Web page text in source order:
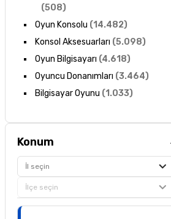
(508)
Oyun Konsolu (14.482)
Konsol Aksesuarları (5.098)
Oyun Bilgisayarı (4.618)
Oyuncu Donanımları (3.464)
Bilgisayar Oyunu (1.033)
Konum
İl seçin
İlçe seçin